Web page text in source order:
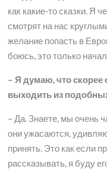
как какие-то сказки. Я
смотрят на нас
желание попасть в
боюсь, это только
– Я думаю, что скорее
выходить из
– Да. Знаете, мы очень
они ужасаются,
принять. Это как если
рассказывать, я буду